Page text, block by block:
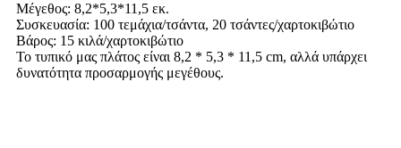
Μέγεθος: 8,2*5,3*11,5 εκ.
Συσκευασία: 100 τεμάχια/τσάντα, 20 τσάντες/χαρτοκιβώτιο
Βάρος: 15 κιλά/χαρτοκιβώτιο
Το τυπικό μας πλάτος είναι 8,2 * 5,3 * 11,5 cm, αλλά υπάρχει
δυνατότητα προσαρμογής μεγέθους.